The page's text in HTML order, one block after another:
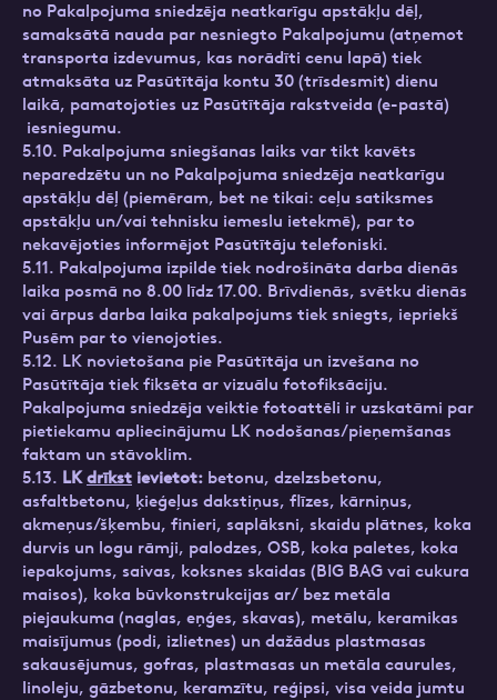
no Pakalpojuma sniedzēja neatkarīgu apstākļu dēļ,
samaksātā nauda par nesniegto Pakalpojumu (atņemot
transporta izdevumus, kas norādīti cenu lapā) tiek
atmaksāta uz Pasūtītāja kontu 30 (trīsdesmit) dienu
laikā, pamatojoties uz Pasūtītāja rakstveida (e-pastā)
iesniegumu.
5.10. Pakalpojuma sniegšanas laiks var tikt kavēts
neparedzētu un no Pakalpojuma sniedzēja neatkarīgu
apstākļu dēļ (piemēram, bet ne tikai: ceļu satiksmes
apstākļu un/vai tehnisku iemeslu ietekmē), par to
nekavējoties informējot Pasūtītāju telefoniski.
5.11. Pakalpojuma izpilde tiek nodrošināta darba dienās
laika posmā no 8.00 līdz 17.00. Brīvdienās, svētku dienās
vai ārpus darba laika pakalpojums tiek sniegts, iepriekš
Pusēm par to vienojoties.
5.12. LK novietošana pie Pasūtītāja un izvešana no
Pasūtītāja tiek fiksēta ar vizuālu fotofiksāciju.
Pakalpojuma sniedzēja veiktie fotoattēli ir uzskatāmi par
pietiekamu apliecinājumu LK nodošanas/pieņemšanas
faktam un stāvoklim.
5.13. LKdrīkst ievietot: betonu, dzelzsbetonu,
asfaltbetonu, ķieģeļus dakstiņus, flīzes, kārniņus,
akmeņus/šķembu, finieri, saplāksni, skaidu plātnes, koka
durvis un logu rāmji, palodzes, OSB, koka paletes, koka
iepakojums, saivas, koksnes skaidas (BIG BAG vai cukura
maisos), koka būvkonstrukcijas ar/ bez metāla
piejaukuma (naglas, eņģes, skavas), metālu, keramikas
maisījumus (podi, izlietnes) un dažādus plastmasas
sakausējumus, gofras, plastmasas un metāla caurules,
linoleju, gāzbetonu, keramzītu, reģipsi, visa veida jumtu